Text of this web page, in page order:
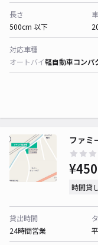
長さ
500cm 以下
対応車種
オートバイ軽自動車コンパ
ファミ
時間貸
貸出時間
24時間営業